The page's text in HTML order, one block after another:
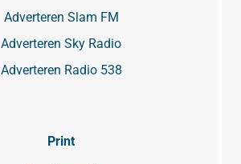
Adverteren Slam FM
Adverteren Sky Radio
Adverteren Radio 538
Print